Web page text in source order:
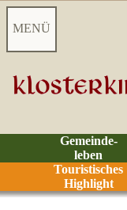
MENÜ
Startseite
Videoarchiv
Kontakt
Gemeinde-
leben
Touristisches
Highlight